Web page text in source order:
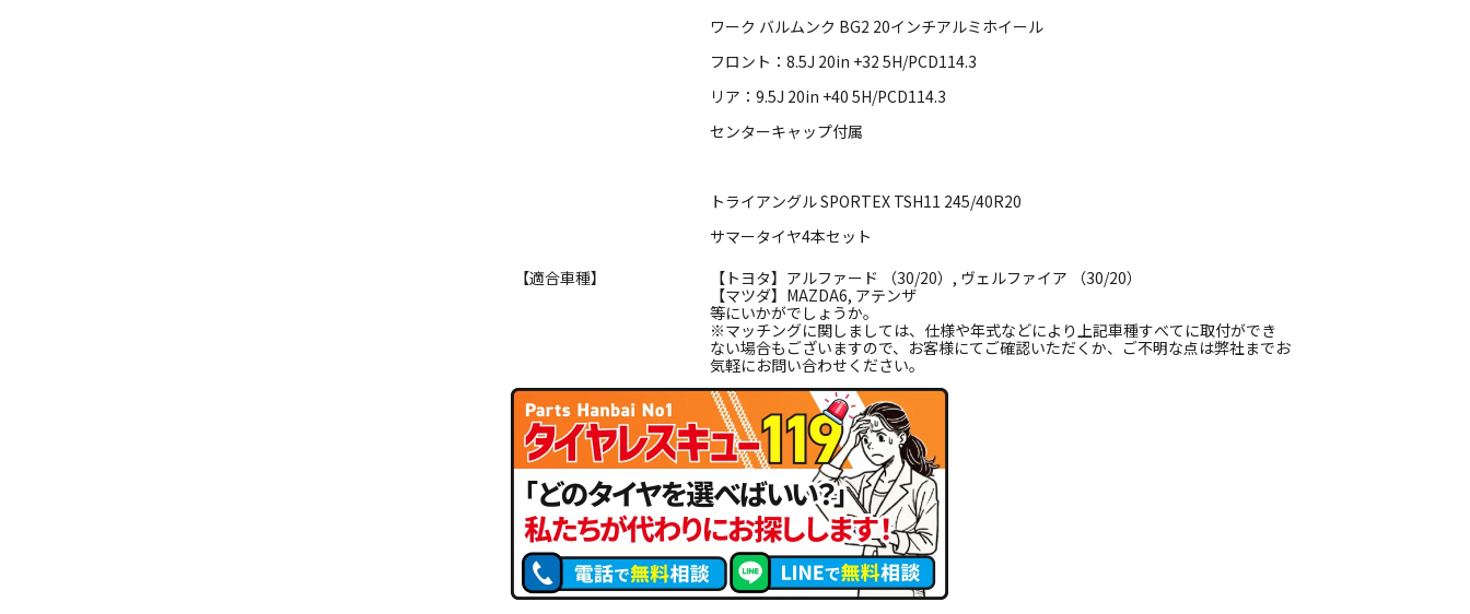
ワーク バルムンク BG2 20インチアルミホイール
フロント：8.5J 20in +32 5H/PCD114.3
リア：9.5J 20in +40 5H/PCD114.3
センターキャップ付属
トライアングル SPORTEX TSH11 245/40R20
サマータイヤ4本セット
【適合車種】
【トヨタ】アルファード （30/20）, ヴェルファイア （30/20）
【マツダ】MAZDA6, アテンザ
等にいかがでしょうか。
※マッチングに関しましては、仕様や年式などにより上記車種すべてに取付ができ
ない場合もございますので、お客様にてご確認いただくか、ご不明な点は弊社までお
気軽にお問い合わせください。